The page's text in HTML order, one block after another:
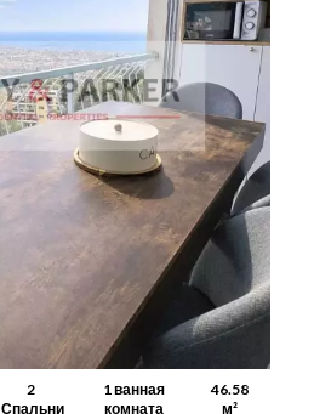
2
Спальни
1 ванная
комната
46.58
м²